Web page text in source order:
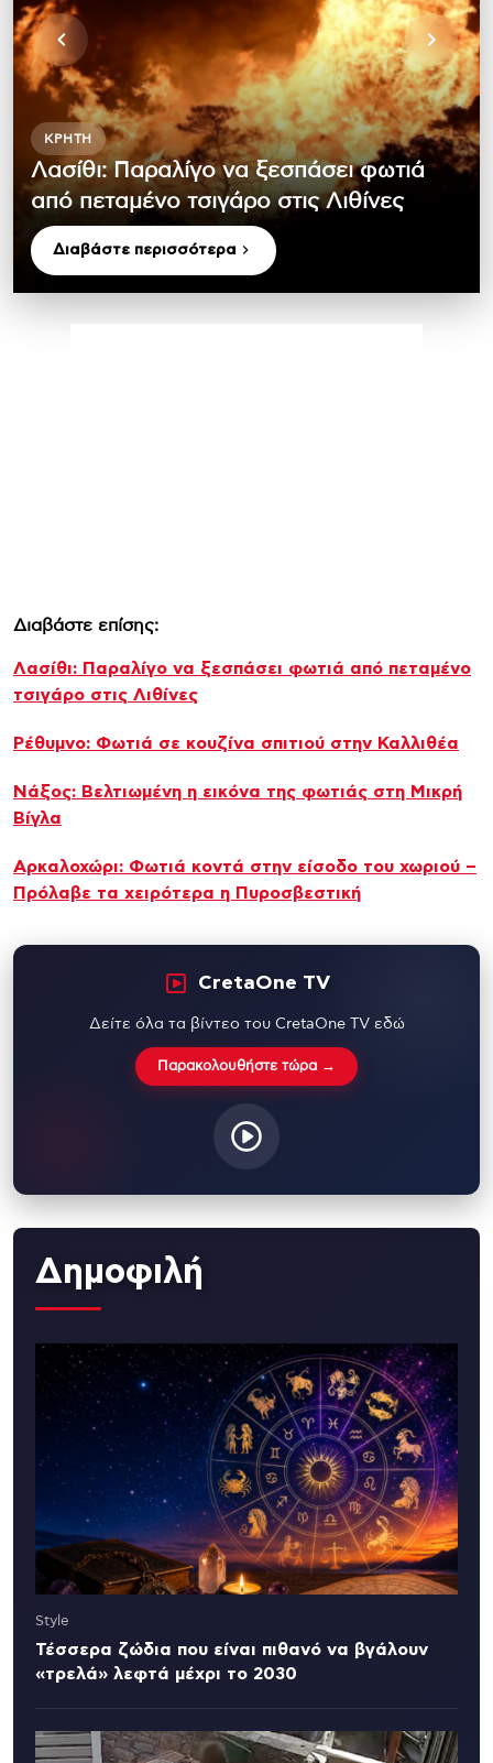
ΚΡΉΤΗ
Λασίθι: Παραλίγο να ξεσπάσει φωτιά
από πεταμένο τσιγάρο στις Λιθίνες
Διαβάστε περισσότερα
Διαβάστε επίσης:
Λασίθι: Παραλίγο να ξεσπάσει φωτιά από πεταμένο
τσιγάρο στις Λιθίνες
Ρέθυμνο: Φωτιά σε κουζίνα σπιτιού στην Καλλιθέα
Νάξος: Βελτιωμένη η εικόνα της φωτιάς στη Μικρή
Βίγλα
Αρκαλοχώρι: Φωτιά κοντά στην είσοδο του χωριού –
Πρόλαβε τα χειρότερα η Πυροσβεστική
CretaOne TV
Δείτε όλα τα βίντεο του CretaOne TV εδώ
Παρακολουθήστε τώρα →
Δημοφιλή
Style
Τέσσερα ζώδια που είναι πιθανό να βγάλουν
«τρελά» λεφτά μέχρι το 2030